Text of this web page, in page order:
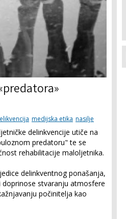
medijska etika nasilje
delinkvencije utiče na
predatoru" te se
rehabilitacije maloljetnika.
delinkventnog ponašanja,
stvaranju atmosfere
počinitelja kao